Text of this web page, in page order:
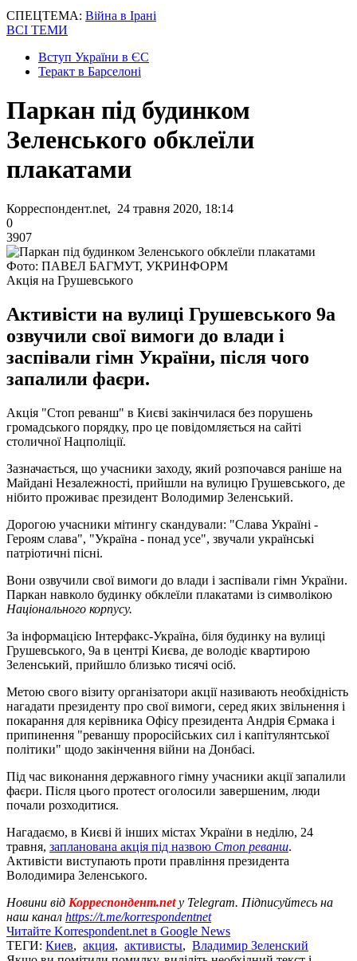
СПЕЦТЕМА: Війна в Ірані
ВСІ ТЕМИ
Вступ України в ЄС
Теракт в Барселоні
Паркан під будинком
Зеленського обклеїли
плакатами
Корреспондент.net, 24 травня 2020, 18:14
0
3907
Фото: ПАВЕЛ БАГМУТ, УКРИНФОРМ
Акція на Грушевського
Активісти на вулиці Грушевського 9а
озвучили свої вимоги до влади і
заспівали гімн України, після чого
запалили фаєри.
Акція "Стоп реванш" в Києві закінчилася без порушень
громадського порядку, про це повідомляється на сайті
столичної Нацполіції.
Зазначається, що учасники заходу, який розпочався раніше на
Майдані Незалежності, прийшли на вулицю Грушевського, де
нібито проживає президент Володимир Зеленський.
Дорогою учасники мітингу скандували: "Слава Україні -
Героям слава", "Україна - понад усе", звучали українські
патріотичні пісні.
Вони озвучили свої вимоги до влади і заспівали гімн України.
Паркан навколо будинку обклеїли плакатами із символікою
Національного корпусу.
За інформацією Інтерфакс-Україна, біля будинку на вулиці
Грушевського, 9а в центрі Києва, де володіє квартирою
Зеленський, прийшло близько тисячі осіб.
Метою свого візиту організатори акції називають необхідність
нагадати президенту про свої вимоги, серед яких звільнення і
покарання для керівника Офісу президента Андрія Єрмака і
припинення "реваншу проросійських сил і капітулянтської
політики" щодо закінчення війни на Донбасі.
Під час виконання державного гімну учасники акції запалили
фаєри. Після цього протест оголосили завершеним, люди
почали розходитися.
Нагадаємо, в Києві й інших містах України в неділю, 24
травня, запланована акція під назвою Стоп реванш.
Активісти виступають проти правління президента
Володимира Зеленського.
Новини від Корреспондент.netу Telegram. Підписуйтесь на
наш канал https://t.me/korrespondentnet
Читайте Korrespondent.net в Google News
ТЕГИ: Киев, акция, активисты, Владимир Зеленский